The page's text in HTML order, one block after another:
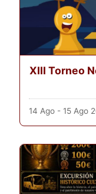
XIII Torneo
14 Ago - 15 Ago